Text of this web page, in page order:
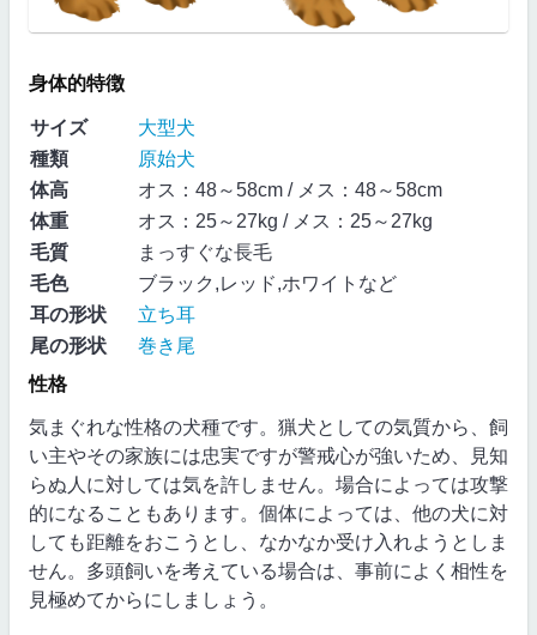
身体的特徴
サイズ
大型犬
種類
原始犬
体高
オス：48～58cm / メス：48～58cm
体重
オス：25～27kg / メス：25～27kg
毛質
まっすぐな長毛
毛色
ブラック,レッド,ホワイトなど
耳の形状
立ち耳
尾の形状
巻き尾
性格
気まぐれな性格の犬種です。猟犬としての気質から、飼
い主やその家族には忠実ですが警戒心が強いため、見知
らぬ人に対しては気を許しません。場合によっては攻撃
的になることもあります。個体によっては、他の犬に対
しても距離をおこうとし、なかなか受け入れようとしま
せん。多頭飼いを考えている場合は、事前によく相性を
見極めてからにしましょう。